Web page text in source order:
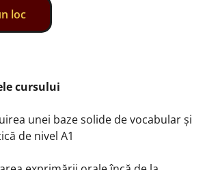
loc
cursului
unei baze solide de vocabular și
de nivel A1